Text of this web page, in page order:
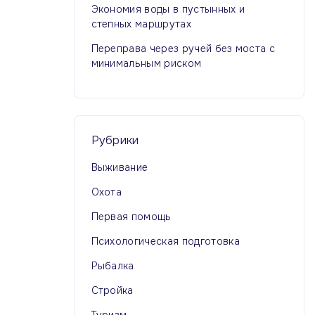
Экономия воды в пустынных и
степных маршрутах
Переправа через ручей без моста с
минимальным риском
Рубрики
Выживание
Охота
Первая помощь
Психологическая подготовка
Рыбалка
Стройка